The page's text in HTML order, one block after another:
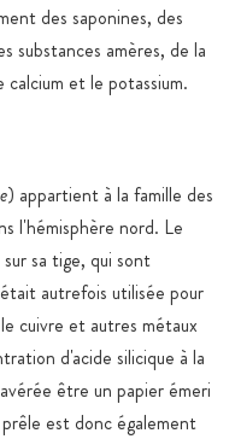
des saponines, des
substances amères, de la
et le potassium.
) appartient à la famille des
l'hémisphère nord. Le
sa tige, qui sont
autrefois utilisée pour
cuivre et autres métaux
d'acide silicique à la
être un papier émeri
est donc également